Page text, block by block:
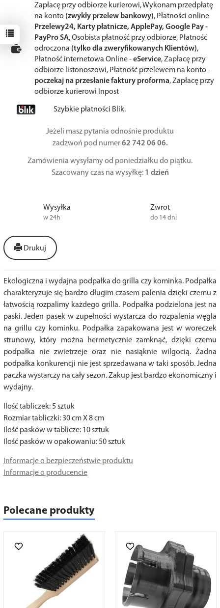
Zapłacę przy odbiorze kurierowi, Wykonam przedpłatę
na konto (zwykły przelew bankowy), Płatności online
Przelewy24, Karty płatnicze, ApplePay, Google Pay -
PayPro SA, Osobista płatność przy odbiorze, Płatność
odroczona (tylko dla zweryfikowanych Klientów),
Płatność internetowa Online -eService, Zapłacę przy
odbiorze listonoszowi, Płatność przelewem na konto -
poczekaj na przesłanie faktury proforma, Zapłacę przy
odbiorze kurierowi Inpost
Szybkie płatności Blik.
Jeżeli masz pytania odnośnie produktu
zadzwoń pod numer62 742 06 06.
Zamówienia wysyłamy od poniedziałku do piątku.
Szacowany czas na wysyłkę: 1 dzień
Wysyłka
w 24h
Zwrot
do 14 dni
Drukuj
Ekologiczna i wydajna podpałka do grilla czy kominka. Podpałka
charakteryzuje się bardzo długim czasem palenia dzięki czemu z
łatwością rozpalimy każdego grilla. Podpałka podzielona jest na
paski. Jeden pasek w zupełności wystarcza do rozpalenia węgla
na grillu czy kominku. Podpałka zapakowana jest w woreczek
strunowy, który można hermetycznie zamknąć, dzięki czemu
podpałka nie zwietrzeje oraz nie nasiąknie wilgocią. Żadna
podpałka konkurencji nie jest sprzedawana w taki sposób. Jedna
paczka wystarczy na cały sezon. Zakup jest bardzo ekonomiczny i
wydajny.
Ilość tabliczek: 5 sztuk
Rozmiar tabliczki: 30 cm X 8 cm
Ilość pasków w tablicze: 10 sztuk
Ilość pasków w opakowaniu: 50 sztuk
Informacje o bezpieczeństwie produktu
Informacje o producencie
Polecane produkty